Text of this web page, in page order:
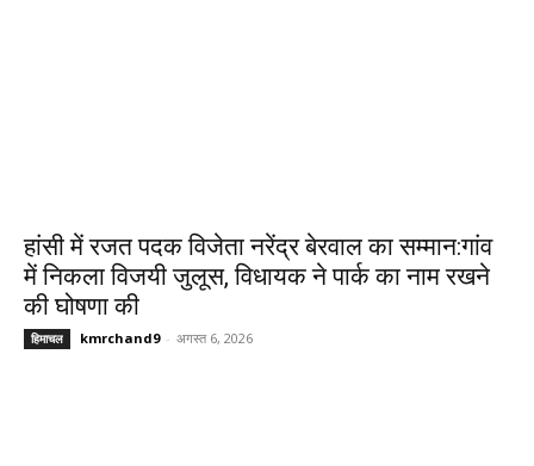
हांसी में रजत पदक विजेता नरेंद्र बेरवाल का सम्मान:गांव
में निकला विजयी जुलूस, विधायक ने पार्क का नाम रखने
की घोषणा की
हिमाचल kmrchand9 - अगस्त 6, 2026